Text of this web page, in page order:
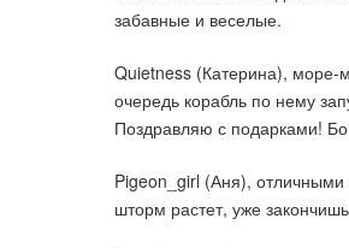
забавные и веселые.
Quietness (Катерина), море-
очередь корабль по нему
Поздравляю с подарками!
Pigeon_girl (Аня),
шторм растет, уже